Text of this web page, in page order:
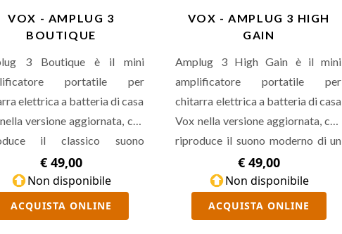
VOX - AMPLUG 3
BOUTIQUE
3 Boutique è il mini
portatile per
elettrica a batteria di casa
versione aggiornata, che
il classico suono
ispirato al Dumble.
effetti stereo quali
Delay, Reverb, doppio
controlli di Gain, Tone e
€ 49,00
Non disponibile
ACQUISTA ONLINE
VOX - AMPLUG 3 HIGH
GAIN
Amplug 3 High Gain è il mini
amplificatore portatile per
chitarra elettrica a batteria di casa
Vox nella versione aggiornata, che
riproduce il suono moderno di un
amplificatore ad alto guadagno,
ispirato al 5150. Presenta effetti
stereo quali Chorus, Delay, Reverb,
doppio canale, controlli di Gain,
€ 49,00
Non disponibile
ACQUISTA ONLINE